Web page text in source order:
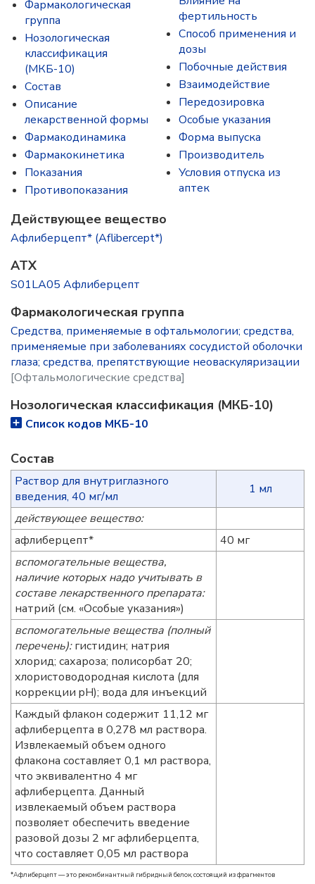
Фармакологическая
группа
Нозологическая
классификация
(МКБ-10)
Состав
Описание
лекарственной формы
Фармакодинамика
Фармакокинетика
Показания
Противопоказания
фертильность
Способ применения и
дозы
Побочные действия
Взаимодействие
Передозировка
Особые указания
Форма выпуска
Производитель
Условия отпуска из
аптек
Действующее вещество
Афлиберцепт* (Aflibercept*)
ATX
S01LA05 Афлиберцепт
Фармакологическая группа
Средства, применяемые в офтальмологии; средства,
применяемые при заболеваниях сосудистой оболочки
глаза; средства, препятствующие неоваскуляризации
[Офтальмологические средства]
Нозологическая классификация (МКБ-10)
Список кодов МКБ-10
Состав
Раствор для внутриглазного
введения, 40 мг/мл
1 мл
действующее вещество:
афлиберцепт*
40 мг
вспомогательные вещества,
наличие которых надо учитывать в
составе лекарственного препарата:
натрий (см. «Особые указания»)
вспомогательные вещества (полный
перечень):гистидин; натрия
хлорид; сахароза; полисорбат 20;
хлористоводородная кислота (для
коррекции pH); вода для инъекций
Каждый флакон содержит 11,12 мг
афлиберцепта в 0,278 мл раствора.
Извлекаемый объем одного
флакона составляет 0,1 мл раствора,
что эквивалентно 4 мг
афлиберцепта. Данный
извлекаемый объем раствора
позволяет обеспечить введение
разовой дозы 2 мг афлиберцепта,
что составляет 0,05 мл раствора
*Афлиберцепт — это рекомбинантный гибридный белок, состоящий из фрагментов